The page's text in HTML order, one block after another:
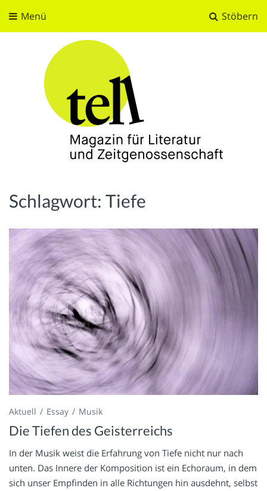
Stöbern
Menü
Schlagwort: Tiefe
Aktuell Essay Musik
Die Tiefen des Geisterreichs
In der Musik weist die Erfahrung von Tiefe nicht nur nach
unten. Das Innere der Komposition ist ein Echoraum, in dem
sich unser Empfinden in alle Richtungen hin ausdehnt, selbst